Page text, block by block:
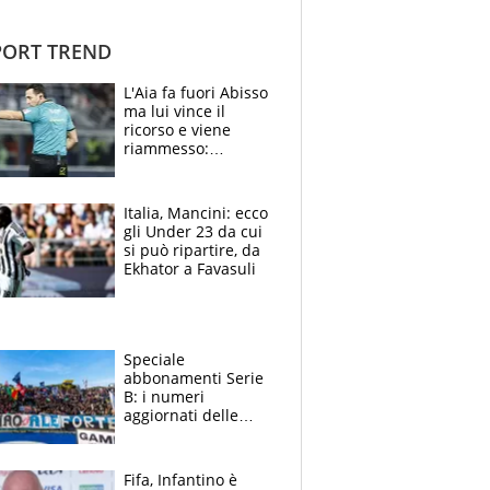
TREND
L'Aia fa fuori Abisso
ma lui vince il
ricorso e viene
riammesso:
Italia, Mancini: ecco
gli Under 23 da cui
si può ripartire, da
Ekhator a Favasuli
Speciale
abbonamenti Serie
B: i numeri
aggiornati delle
Fifa, Infantino è